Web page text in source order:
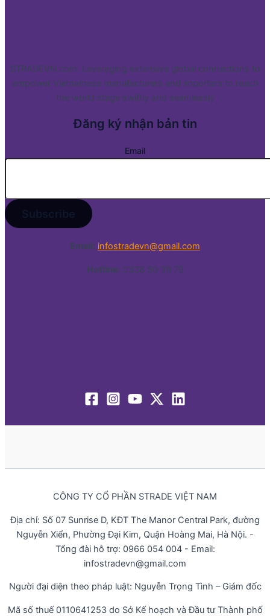
STRADEVN.com: Leveraging extensive global connections to
empower Vietnamese manufacturers and importers to reach
the world stage swiftly and seamlessly
Đăng ký nhận bản tin
Email
Email: infostradevn@gmail.com
Hotline: 0338 50 39 79
CÔNG TY CỔ PHẦN STRADE VIỆT NAM
Địa chỉ: Số 07 Sunrise D, KĐT The Manor Central Park, đường
Nguyễn Xiển, Phường Đại Kim, Quận Hoàng Mai, Hà Nội. -
Tổng đài hỗ trợ: 0966 054 004 - Email:
infostradevn@gmail.com
Người đại diện theo pháp luật: Nguyễn Trọng Tình – Giám đốc
Mã số thuế 0110641253 do Sở Kế hoạch và Đầu tư Thành phố